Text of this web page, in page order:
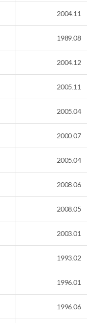
2004.11
1989.08
2004.12
2005.11
2005.04
2000.07
2005.04
2008.06
2008.05
2003.01
1993.02
1996.01
1996.06